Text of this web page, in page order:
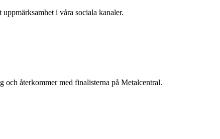
i våra sociala kanaler.